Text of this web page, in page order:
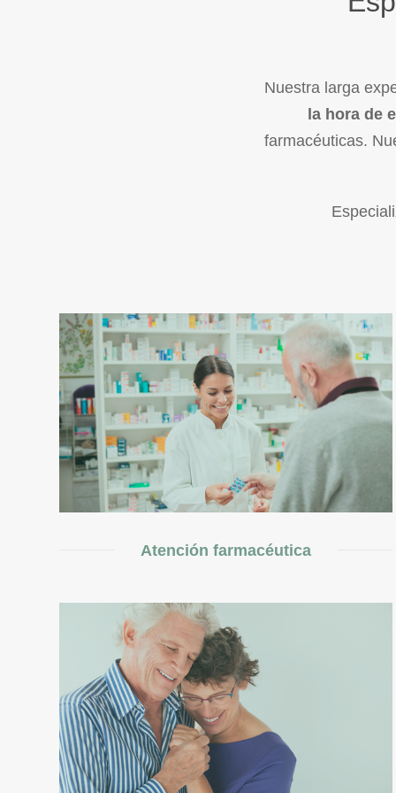
Nuestra larga
la hora de
farmacéuticas.
Atención farmacéutica